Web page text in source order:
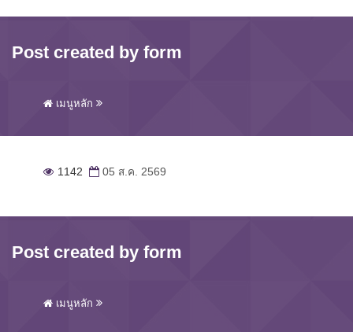
Post created by form
เมนูหลัก
1142 05 ส.ค. 2569
Post created by form
เมนูหลัก